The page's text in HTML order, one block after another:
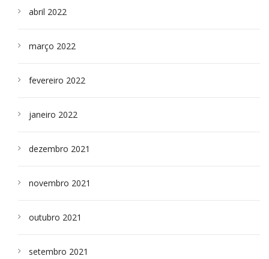
abril 2022
março 2022
fevereiro 2022
janeiro 2022
dezembro 2021
novembro 2021
outubro 2021
setembro 2021